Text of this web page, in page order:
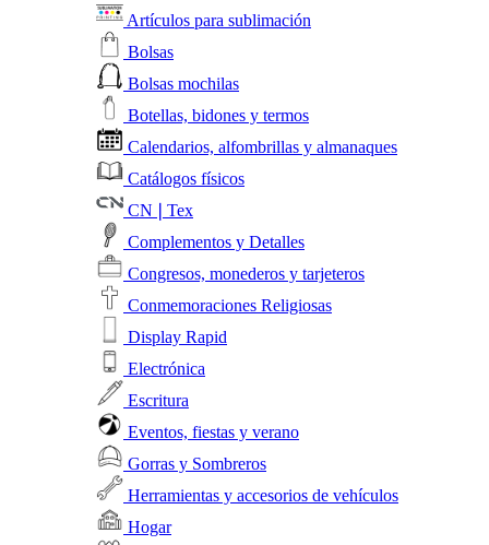
Artículos para sublimación
Bolsas
Bolsas mochilas
Botellas, bidones y termos
Calendarios, alfombrillas y almanaques
Catálogos físicos
CN❘Tex
Complementos y Detalles
Congresos, monederos y tarjeteros
Conmemoraciones Religiosas
Display Rapid
Electrónica
Escritura
Eventos, fiestas y verano
Gorras y Sombreros
Herramientas y accesorios de vehículos
Hogar